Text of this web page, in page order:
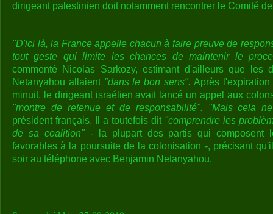
dirigeant palestinien doit notamment rencontrer le Comité
"D'ici là, la France appelle chacun à faire preuve de
tout geste qui limite les chances de maintenir le
commenté Nicolas Sarkozy, estimant d'ailleurs que les
Netanyahou allaient "dans le bon sens". Après
minuit, le dirigeant israélien avait lancé un appel aux
"montre de retenue et de responsabilité".
"Mais cela
président français. Il a toutefois dit "comprendre les
de sa coalition"- la plupart des partis qui composent
favorables à la poursuite de la colonisation -, précisant
soir au téléphone avec Benjamin Netanyahou.